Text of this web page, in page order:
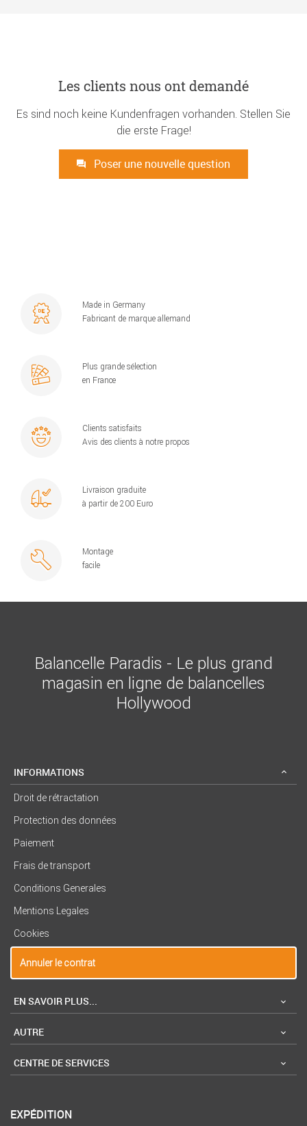
Les clients nous ont demandé
Es sind noch keine Kundenfragen vorhanden. Stellen Sie
die erste Frage!
Poser une nouvelle question
Made in Germany
Fabricant de marque allemand
Plus grande sélection
en France
Clients satisfaits
Avis des clients à notre propos
Livraison graduite
à partir de 200 Euro
Montage
facile
Balancelle Paradis - Le plus grand
magasin en ligne de balancelles
Hollywood
INFORMATIONS
Droit de rétractation
Protection des données
Paiement
Frais de transport
Conditions Generales
Mentions Legales
Cookies
Annuler le contrat
EN SAVOIR PLUS...
AUTRE
CENTRE DE SERVICES
EXPÉDITION